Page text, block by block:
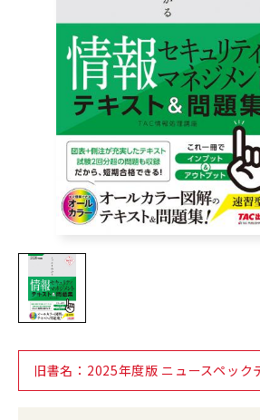
旧書名：2025年度版 ニュースペッ